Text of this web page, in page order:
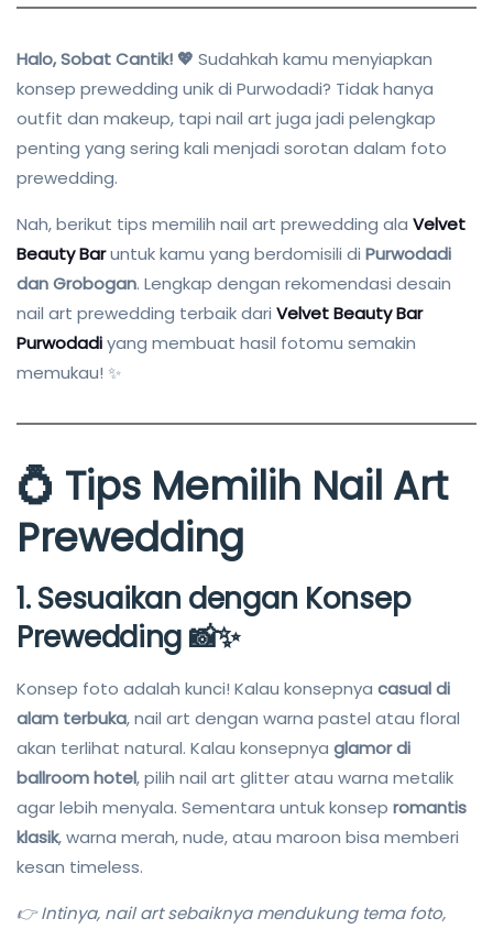
Halo, Sobat Cantik! 💖 Sudahkah kamu menyiapkan
konsep prewedding unik di Purwodadi? Tidak hanya
outfit dan makeup, tapi nail art juga jadi pelengkap
penting yang sering kali menjadi sorotan dalam foto
prewedding.
Nah, berikut tips memilih nail art prewedding ala Velvet
Beauty Baruntuk kamu yang berdomisili di Purwodadi
dan Grobogan. Lengkap dengan rekomendasi desain
nail art prewedding terbaik dari Velvet Beauty Bar
Purwodadiyang membuat hasil fotomu semakin
memukau! ✨
💍 Tips Memilih Nail Art
Prewedding
1. Sesuaikan dengan Konsep
Prewedding 📸✨
Konsep foto adalah kunci! Kalau konsepnya casual di
alam terbuka, nail art dengan warna pastel atau floral
akan terlihat natural. Kalau konsepnya glamor di
ballroom hotel, pilih nail art glitter atau warna metalik
agar lebih menyala. Sementara untuk konsep romantis
klasik, warna merah, nude, atau maroon bisa memberi
kesan timeless.
👉 Intinya, nail art sebaiknya mendukung tema foto,